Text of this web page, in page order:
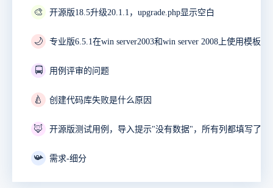
🎨 开源版18.5升级20.1.1，upgrade.php显示空白
🌙
🚍 用例评审的问题
🍐 创建代码库失败是什么原因
🦊 开源版测试用例，导入提示"没有数据"，所有列都填写了。
📯 需求-细分